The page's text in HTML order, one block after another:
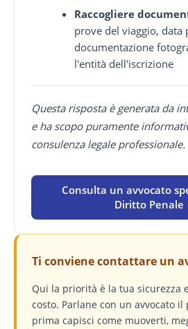
Raccogliere
prove del viaggio, data
documentazione
l'entità dell'iscrizione
Questa risposta è generata da
e ha scopo puramente
consulenza legale professionale.
Consulta un avvocato
Diritto
Ti conviene contattare un
Qui la priorità è la tua sicurezza
costo. Parlane con un avvocato
prima capisci come muoverti,